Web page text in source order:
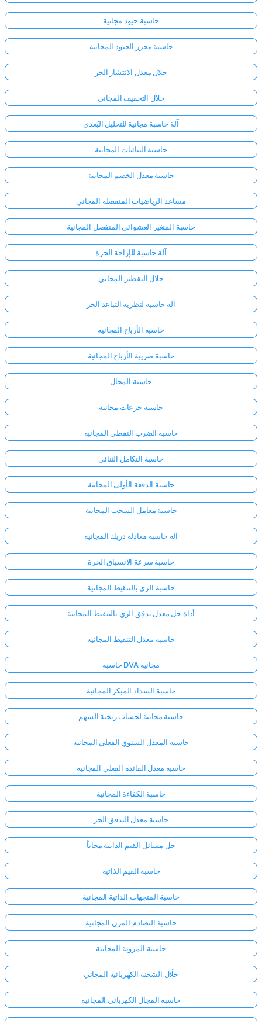
الدعم:
حاسبة حيود مجانية
حاسبة محزز الحيود المجانية
حلال معدل الانتشار الحر
حلال التخفيف المجاني
آلة حاسبة مجانية للتحليل البُعدي
حاسبة الثنائيات المجانية
حاسبة معدل الخصم المجانية
مساعد الرياضيات المنفصلة المجاني
حاسبة المتغير العشوائي المنفصل المجانية
آلة حاسبة للإزاحة الحرة
حلال التقطير المجاني
آلة حاسبة لنظرية التباعد الحر
حاسبة الأرباح المجانية
حاسبة ضريبة الأرباح المجانية
حاسبة المجال
حاسبة جرعات مجانية
حاسبة الضرب النقطي المجانية
حاسبة التكامل الثنائي
حاسبة الدفعة الأولى المجانية
حاسبة معامل السحب المجانية
آلة حاسبة معادلة دريك المجانية
حاسبة سرعة الانسياق الحرة
حاسبة الري بالتنقيط المجانية
أداة حل معدل تدفق الري بالتنقيط المجانية
حاسبة معدل التنقيط المجانية
حاسبة DVA مجانية
حاسبة السداد المبكر المجانية
حاسبة مجانية لحساب ربحية السهم
حاسبة المعدل السنوي الفعلي المجانية
حاسبة معدل الفائدة الفعلي المجانية
حاسبة الكفاءة المجانية
حاسبة معدل التدفق الحر
حل مسائل القيم الذاتية مجاناً
حاسبة القيم الذاتية
حاسبة المتجهات الذاتية المجانية
حاسبة التصادم المرن المجانية
حاسبة المرونة المجانية
حلّال الشحنة الكهربائية المجاني
حاسبة المجال الكهربائي المجانية